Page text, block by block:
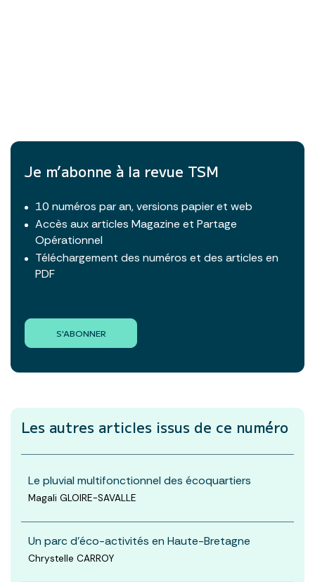
Je m’abonne à la revue TSM
10 numéros par an, versions papier et web
Accès aux articles Magazine et Partage
Opérationnel
Téléchargement des numéros et des articles en
PDF
S'ABONNER
Les autres articles issus de ce numéro
Le pluvial multifonctionnel des écoquartiers
Magali GLOIRE-SAVALLE
Un parc d’éco-activités en Haute-Bretagne
Chrystelle CARROY